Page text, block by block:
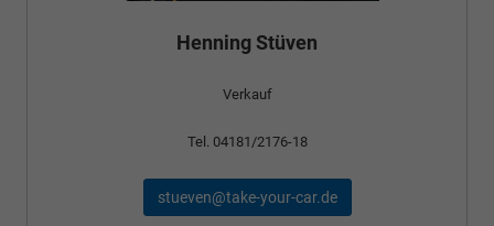
Henning Stüven
Verkauf
Tel. 04181/2176-18
stueven@take-your-car.de